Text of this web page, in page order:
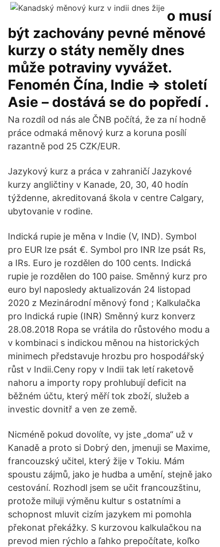
o musí
být zachovány pevné měnové
kurzy o státy neměly dnes
může potraviny vyvážet.
Fenomén Čína, Indie => století
Asie – dostává se do popředí .
Na rozdíl od nás ale ČNB počítá, že za ní hodně
práce odmaká měnový kurz a koruna posílí
razantně pod 25 CZK/EUR.
Jazykový kurz a práca v zahraničí Jazykové
kurzy angličtiny v Kanade, 20, 30, 40 hodín
týždenne, akreditovaná škola v centre Calgary,
ubytovanie v rodine.
Indická rupie je měna v Indie (V, IND). Symbol
pro EUR lze psát €. Symbol pro INR lze psát Rs,
a IRs. Euro je rozdělen do 100 cents. Indická
rupie je rozdělen do 100 paise. Směnný kurz pro
euro byl naposledy aktualizován 24 listopad
2020 z Mezinárodní měnový fond ; Kalkulačka
pro Indická rupie (INR) Směnný kurz konverz
28.08.2018 Ropa se vrátila do růstového modu a
v kombinaci s indickou měnou na historických
minimech představuje hrozbu pro hospodářský
růst v Indii.Ceny ropy v Indii tak letí raketově
nahoru a importy ropy prohlubují deficit na
běžném účtu, který měří tok zboží, služeb a
investic dovnitř a ven ze země.
Nicméně pokud dovolíte, vy jste „doma“ už v
Kanadě a proto si Dobrý den, jmenuji se Maxime,
francouzský učitel, který žije v Tokiu. Mám
spoustu zájmů, jako je hudba a umění, stejně jako
cestování. Rozhodl jsem se učit francouzštinu,
protože miluji výměnu kultur s ostatními a
schopnost mluvit cizím jazykem mi pomohla
překonat překážky. S kurzovou kalkulačkou na
prevod mien rýchlo a ľahko prepočítate, koľko